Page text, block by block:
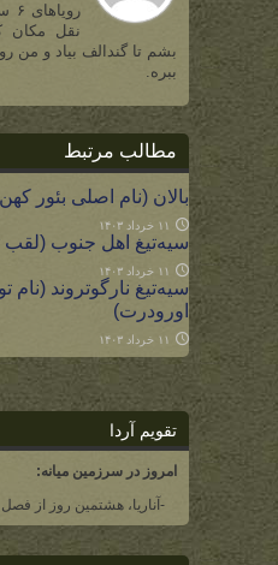
بشم تا گندالف بیاد و من
ببره.
مطالب مرتبط
بالان (نام اصلی بئور
۱۱ خرداد ۱۴۰۳
سیه‌تیغ اهل جنوب (لقب
۱۱ خرداد ۱۴۰۳
سیه‌تیغ نارگوتروند (نام
اورودرت)
۱۱ خرداد ۱۴۰۳
تقویم آردا
امروز در سرزمین میانه:
-آناریا، هشتمین روز از فصل